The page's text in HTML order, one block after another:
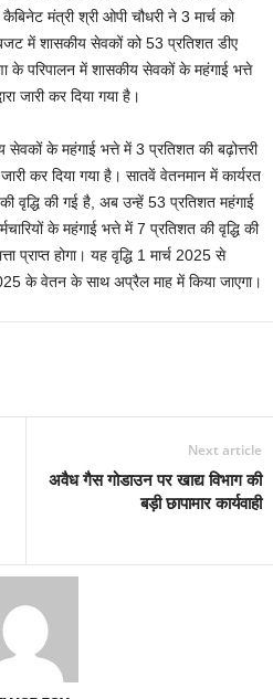
मंत्री श्री ओपी चौधरी ने 3 मार्च को
में शासकीय सेवकों को 53 प्रतिशत डीए
के परिपालन में शासकीय सेवकों के महंगाई भत्ते
जारी कर दिया गया है।
के महंगाई भत्ते में 3 प्रतिशत की बढ़ोत्तरी
कर दिया गया है। सातवें वेतनमान में कार्यरत
वृद्धि की गई है, अब उन्हें 53 प्रतिशत महंगाई
के महंगाई भत्ते में 7 प्रतिशत की वृद्धि की
प्राप्त होगा। यह वृद्धि 1 मार्च 2025 से
के वेतन के साथ अप्रैल माह में किया जाएगा।
Next article
अवैध गैस गोडाउन पर खाद्य विभाग की
बड़ी छापामार कार्यवाही